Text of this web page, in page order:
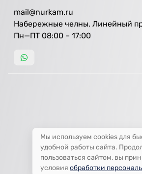
mail@nurkam.ru
Набережные челны, Линейный
Пн—ПТ 08:00 – 17:00
Мы используем cookies для
удобной работы сайта.
пользоваться сайтом, вы
условия обработки